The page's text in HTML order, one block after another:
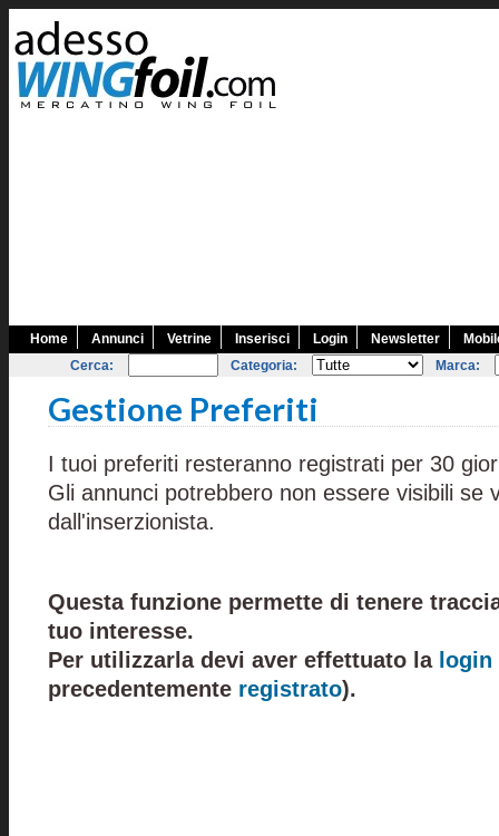
Home Annunci Vetrine Inserisci Login Newsletter
Cerca:
Categoria: Marca:
Gestione Preferiti
I tuoi preferiti resteranno registrati per 30
Gli annunci potrebbero non essere visibili se
dall'inserzionista.
Questa funzione permette di tenere
tuo interesse.
Per utilizzarla devi aver effettuato la login
precedentemente registrato).